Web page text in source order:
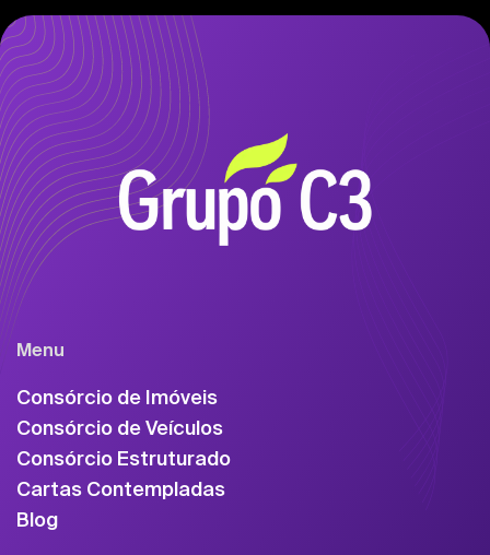
Menu
Consórcio de Imóveis
Consórcio de Veículos
Consórcio Estruturado
Cartas Contempladas
Blog